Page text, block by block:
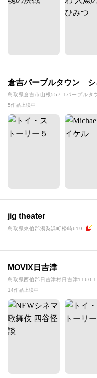
倉吉パープルタウン シ
鳥取県倉吉市山根557-1パープルタ
5作品上映中
jig theater
鳥取県東伯郡湯梨浜町松崎619
MOVIX日吉津
鳥取県西伯郡日吉津村日吉津1160-
14作品上映中